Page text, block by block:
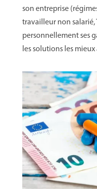
son entreprise
travailleur non salarié,
personnellement ses
les solutions les